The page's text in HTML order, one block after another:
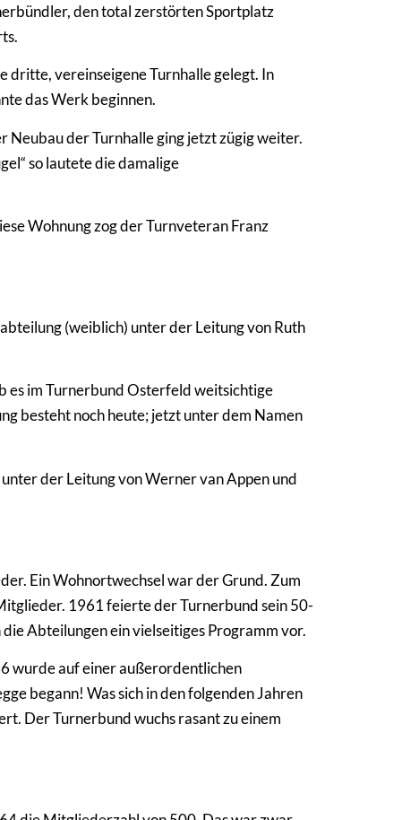
den total zerstörten Sportplatz
vereinseigene Turnhalle gelegt. In
das Werk beginnen.
der Turnhalle ging jetzt zügig weiter.
so lautete die damalige
Wohnung zog der Turnveteran Franz
(weiblich) unter der Leitung von Ruth
es im Turnerbund Osterfeld weitsichtige
besteht noch heute; jetzt unter dem Namen
der Leitung von Werner van Appen und
Ein Wohnortwechsel war der Grund. Zum
1961 feierte der Turnerbund sein 50-
Abteilungen ein vielseitiges Programm vor.
wurde auf einer außerordentlichen
begann! Was sich in den folgenden Jahren
Der Turnerbund wuchs rasant zu einem